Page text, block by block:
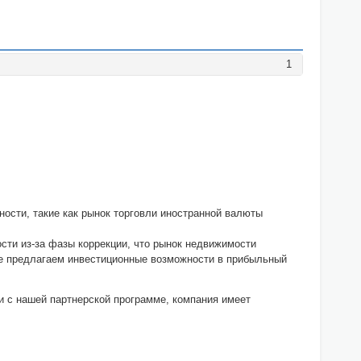
1
такие как рынок торговли иностранной валюты
из-за фазы коррекции, что рынок недвижимости
инвестиционные возможности в прибыльный
с нашей партнерской программе, компания имеет